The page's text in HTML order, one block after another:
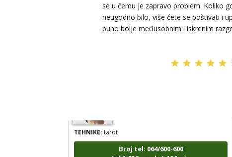
se u čemu je zapravo problem. Koliko
neugodno bilo, više ćete se poštivati i
puno bolje međusobnim i iskrenim
Tarot savjetnik je slobodan
TEHNIKE:tarot, razgovori
TEHNIKE:tarot
Broj tel: 064/600-600
tel:0,93€ - mob:1,12€ min